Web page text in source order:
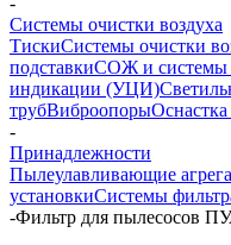
Системы очистки воздуха
ТискиСистемы очистки
подставкиСОЖ и системы
индикации (УЦИ)
трубВиброопорыОснастка
-
Принадлежности
Пылеулавливающие
установкиСистемы
-Фильтр для пылесосов